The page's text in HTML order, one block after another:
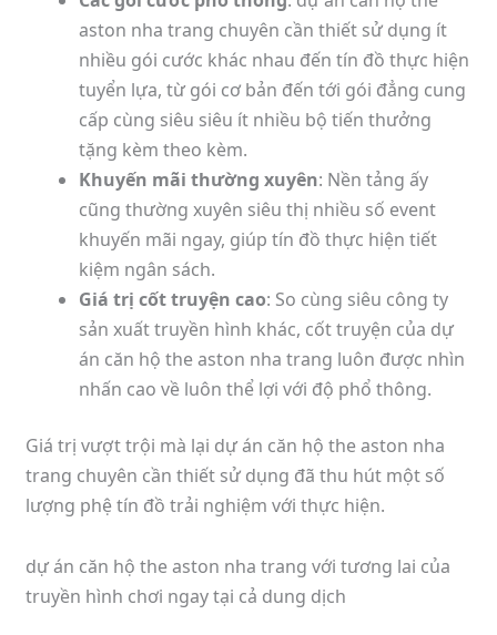
aston nha trang chuyên cần thiết sử dụng ít
nhiều gói cước khác nhau đến tín đồ thực hiện
tuyển lựa, từ gói cơ bản đến tới gói đẳng cung
cấp cùng siêu siêu ít nhiều bộ tiến thưởng
tặng kèm theo kèm.
Khuyến mãi thường xuyên: Nền tảng ấy
cũng thường xuyên siêu thị nhiều số event
khuyến mãi ngay, giúp tín đồ thực hiện tiết
kiệm ngân sách.
Giá trị cốt truyện cao: So cùng siêu công ty
sản xuất truyền hình khác, cốt truyện của dự
án căn hộ the aston nha trang luôn được nhìn
nhấn cao về luôn thể lợi với độ phổ thông.
Giá trị vượt trội mà lại dự án căn hộ the aston nha
trang chuyên cần thiết sử dụng đã thu hút một số
lượng phệ tín đồ trải nghiệm với thực hiện.
dự án căn hộ the aston nha trang với tương lai của
truyền hình chơi ngay tại cả dung dịch